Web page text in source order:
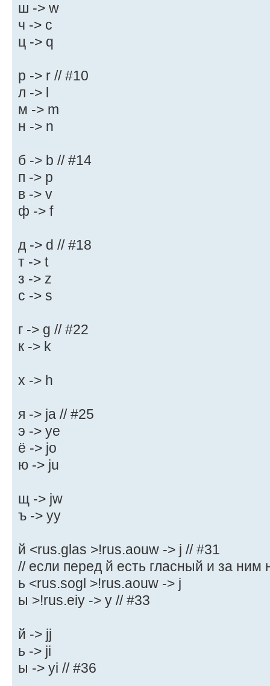
ш -> w
ч -> c
ц -> q
р -> r // #10
л -> l
м -> m
н -> n
б -> b // #14
п -> p
в -> v
ф -> f
д -> d // #18
т -> t
з -> z
с -> s
г -> g // #22
к -> k
х -> h
я -> ja // #25
э -> ye
ё -> jo
ю -> ju
щ -> jw
ъ -> yy
й <rus.glas >!rus.aouw -> j // #31
// если перед й есть гласный и за ним
ь <rus.sogl >!rus.aouw -> j
ы >!rus.eiy -> y // #33
й -> jj
ь -> ji
ы -> yi // #36